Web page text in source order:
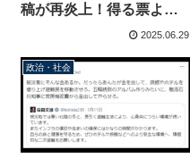
稿が再炎上！得る票より
逃げる票が大きい？
2025.06.29
政治・社会